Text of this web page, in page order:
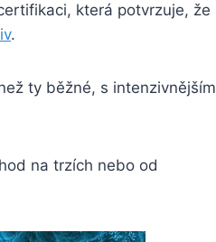
která potvrzuje, že
.
ty ⁣běžné, s intenzivnějším
na trzích nebo od